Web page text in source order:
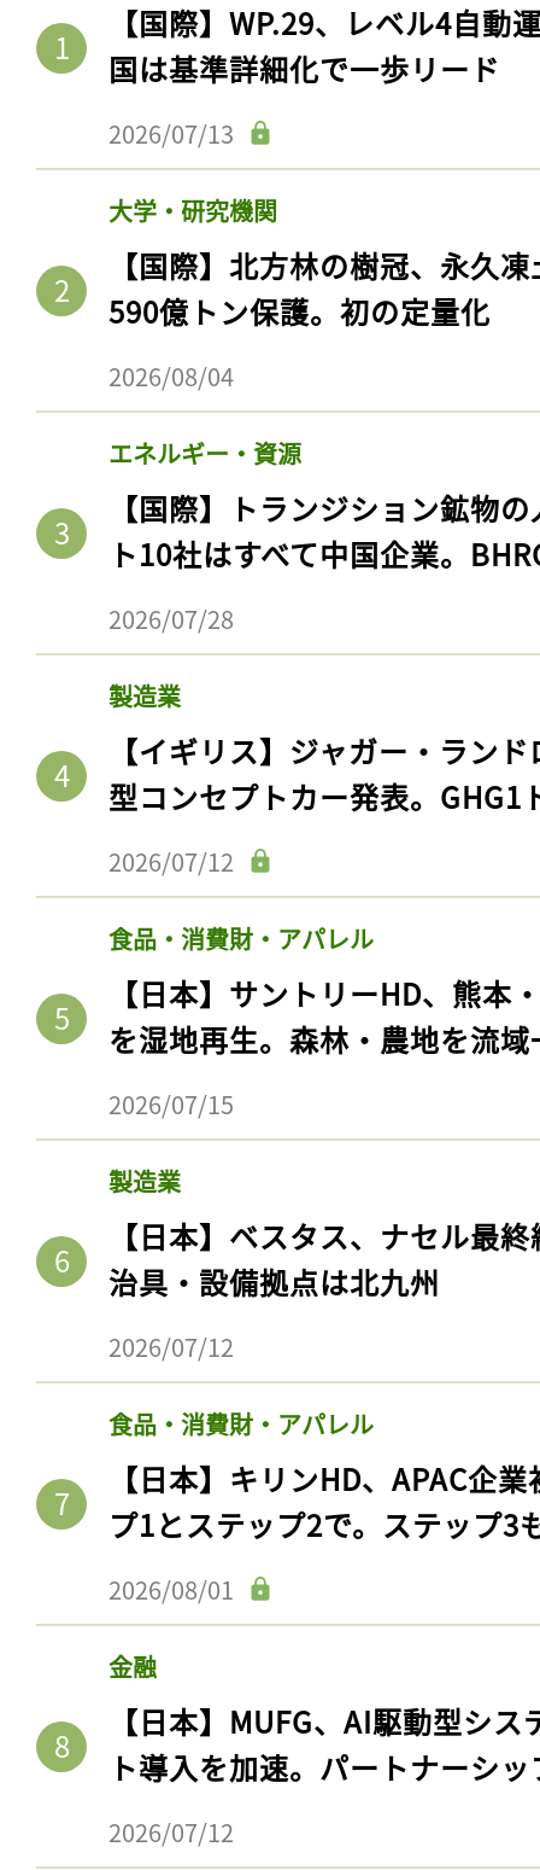
【国際】WP.29、レベル4自動
国は基準詳細化で一歩リード
2026/07/13
大学・研究機関
【国際】北方林の樹冠、永久
590億トン保護。初の定量化
2026/08/04
エネルギー・資源
【国際】トランジション鉱物
ト10社はすべて中国企業。
2026/07/28
製造業
【イギリス】ジャガー・ラン
型コンセプトカー発表。GHG1
2026/07/12
食品・消費財・アパレル
【日本】サントリーHD、熊本
を湿地再生。森林・農地を流
2026/07/15
製造業
【日本】ベスタス、ナセル最
治具・設備拠点は北九州
2026/07/12
食品・消費財・アパレル
【日本】キリンHD、APAC企
プ1とステップ2で。ステップ3
2026/08/01
金融
【日本】MUFG、AI駆動型シ
ト導入を加速。パートナーシ
2026/07/12